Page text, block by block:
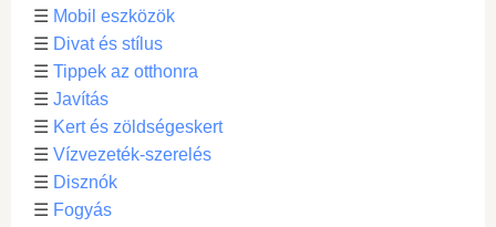
☰ Mobil eszközök
☰ Divat és stílus
☰ Tippek az otthonra
☰ Javítás
☰ Kert és zöldségeskert
☰ Vízvezeték-szerelés
☰ Disznók
☰ Fogyás